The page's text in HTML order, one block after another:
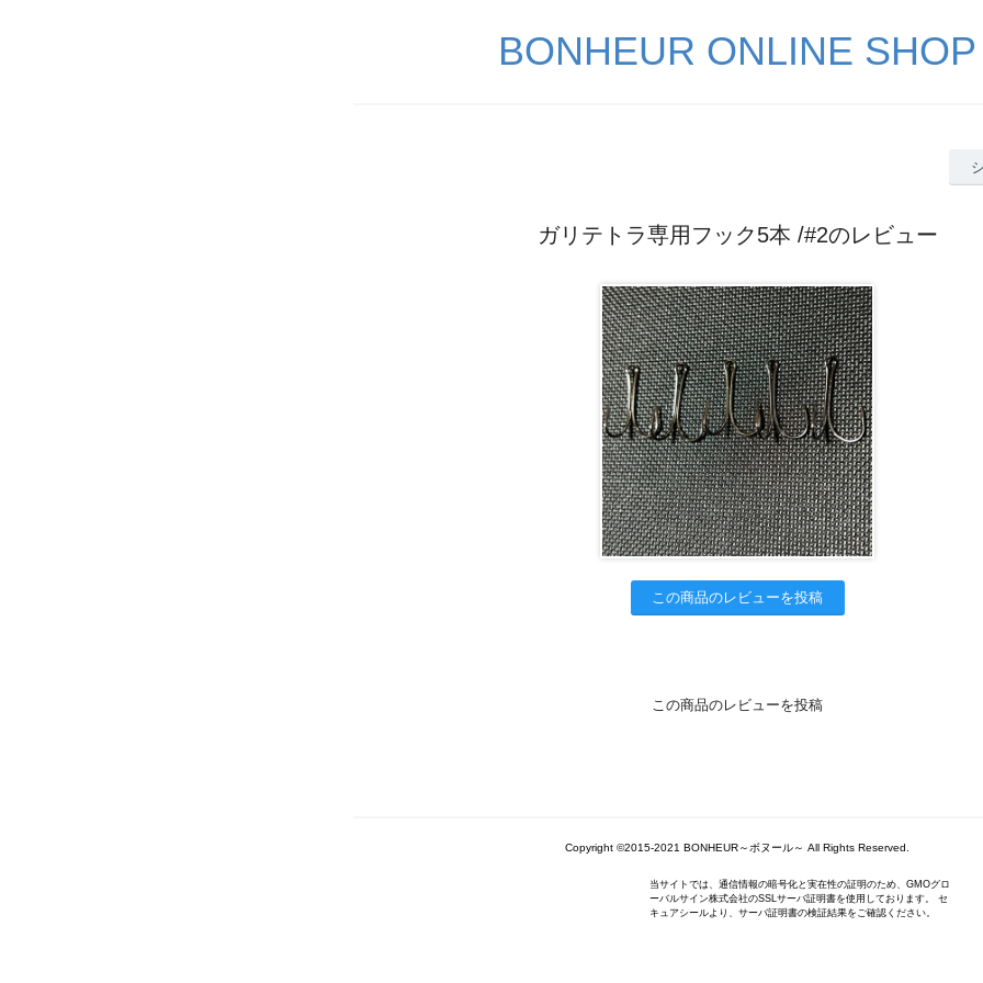
BONHEUR ONLINE SHOP
ガリテトラ専用フック5本 /#2のレビュー
この商品のレビューを投稿
この商品のレビューを投稿
Copyright ©2015-2021 BONHEUR～ボヌール～ All Rights Reserved.
当サイトでは、通信情報の暗号化と実在性の証明のため、GMOグロ
ーバルサイン株式会社のSSLサーバ証明書を使用しております。 セ
キュアシールより、サーバ証明書の検証結果をご確認ください。